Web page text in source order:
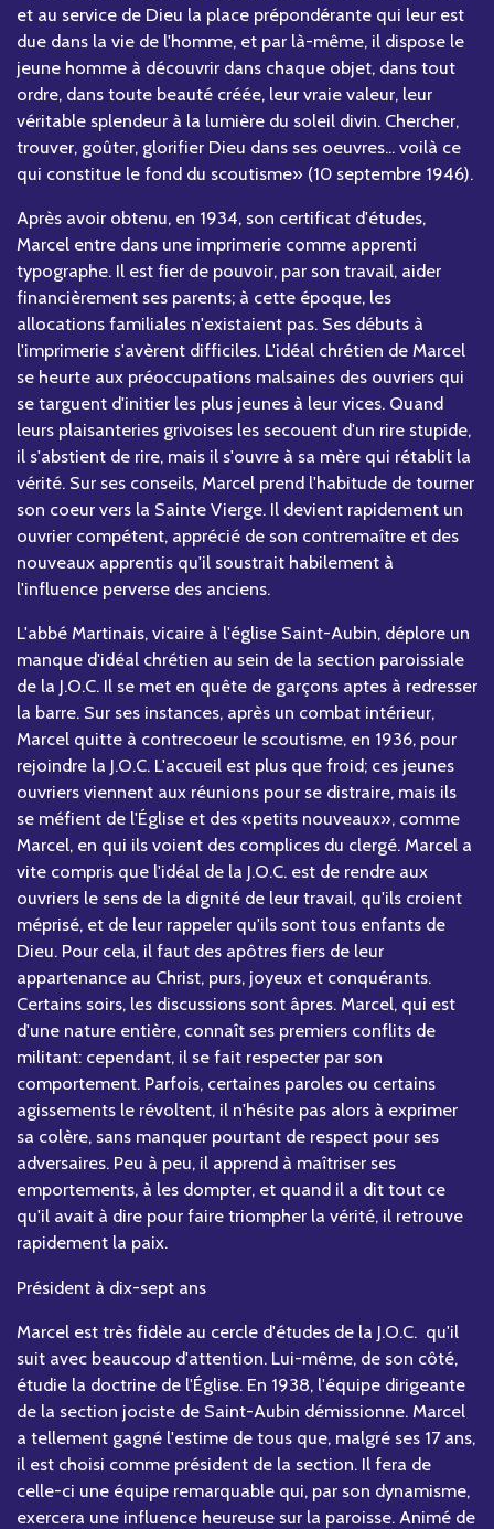
et au service de Dieu la place prépondérante qui leur est
due dans la vie de l'homme, et par là-même, il dispose le
jeune homme à découvrir dans chaque objet, dans tout
ordre, dans toute beauté créée, leur vraie valeur, leur
véritable splendeur à la lumière du soleil divin. Chercher,
trouver, goûter, glorifier Dieu dans ses oeuvres... voilà ce
qui constitue le fond du scoutisme» (10 septembre 1946).
Après avoir obtenu, en 1934, son certificat d'études,
Marcel entre dans une imprimerie comme apprenti
typographe. Il est fier de pouvoir, par son travail, aider
financièrement ses parents; à cette époque, les
allocations familiales n'existaient pas. Ses débuts à
l'imprimerie s'avèrent difficiles. L'idéal chrétien de Marcel
se heurte aux préoccupations malsaines des ouvriers qui
se targuent d'initier les plus jeunes à leur vices. Quand
leurs plaisanteries grivoises les secouent d'un rire stupide,
il s'abstient de rire, mais il s'ouvre à sa mère qui rétablit la
vérité. Sur ses conseils, Marcel prend l'habitude de tourner
son coeur vers la Sainte Vierge. Il devient rapidement un
ouvrier compétent, apprécié de son contremaître et des
nouveaux apprentis qu'il soustrait habilement à
l'influence perverse des anciens.
L'abbé Martinais, vicaire à l'église Saint-Aubin, déplore un
manque d'idéal chrétien au sein de la section paroissiale
de la J.O.C. Il se met en quête de garçons aptes à redresser
la barre. Sur ses instances, après un combat intérieur,
Marcel quitte à contrecoeur le scoutisme, en 1936, pour
rejoindre la J.O.C. L'accueil est plus que froid; ces jeunes
ouvriers viennent aux réunions pour se distraire, mais ils
se méfient de l'Église et des «petits nouveaux», comme
Marcel, en qui ils voient des complices du clergé. Marcel a
vite compris que l'idéal de la J.O.C. est de rendre aux
ouvriers le sens de la dignité de leur travail, qu'ils croient
méprisé, et de leur rappeler qu'ils sont tous enfants de
Dieu. Pour cela, il faut des apôtres fiers de leur
appartenance au Christ, purs, joyeux et conquérants.
Certains soirs, les discussions sont âpres. Marcel, qui est
d'une nature entière, connaît ses premiers conflits de
militant: cependant, il se fait respecter par son
comportement. Parfois, certaines paroles ou certains
agissements le révoltent, il n'hésite pas alors à exprimer
sa colère, sans manquer pourtant de respect pour ses
adversaires. Peu à peu, il apprend à maîtriser ses
emportements, à les dompter, et quand il a dit tout ce
qu'il avait à dire pour faire triompher la vérité, il retrouve
rapidement la paix.
Président à dix-sept ans
Marcel est très fidèle au cercle d'études de la J.O.C. qu'il
suit avec beaucoup d'attention. Lui-même, de son côté,
étudie la doctrine de l'Église. En 1938, l'équipe dirigeante
de la section jociste de Saint-Aubin démissionne. Marcel
a tellement gagné l'estime de tous que, malgré ses 17 ans,
il est choisi comme président de la section. Il fera de
celle-ci une équipe remarquable qui, par son dynamisme,
exercera une influence heureuse sur la paroisse. Animé de